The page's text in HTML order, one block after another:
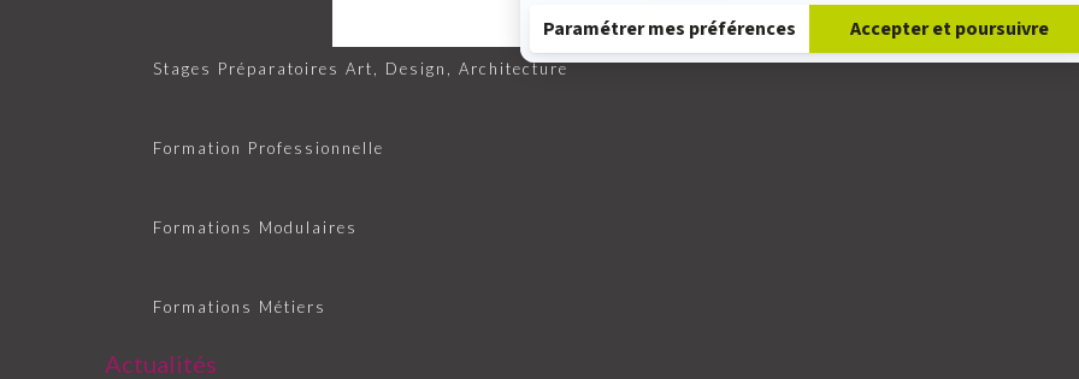
Paramétrer mes préférences Accepter et poursuivre
Stages Préparatoires Art, Design, Architecture
Formation Professionnelle
Formations Modulaires
Formations Métiers
Actualités